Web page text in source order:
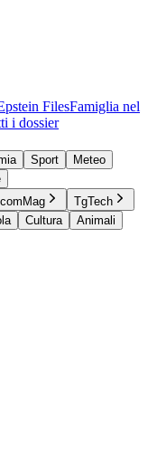
FilesFamiglia nel
i dossier
Sport
Meteo
TgTech
Cultura
Animali